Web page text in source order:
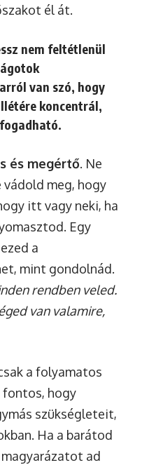
él át.
nem feltétlenül
van szó, hogy
koncentrál,
és megértő. Ne
meg, hogy
itt vagy neki, ha
Egy
a
mint gondolnád.
rendben veled.
van valamire,
a folyamatos
fontos, hogy
szükségleteit,
Ha a barátod
ad